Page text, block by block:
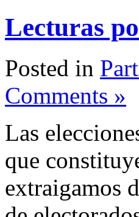
Lecturas
Posted in
Comments »
Las
que
extraigamos